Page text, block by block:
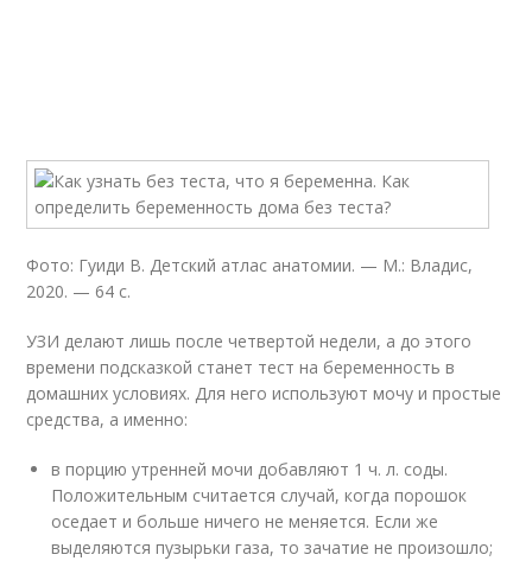
Фото: Гуиди В. Детский атлас анатомии. — М.: Владис,
2020. — 64 с.
УЗИ делают лишь после четвертой недели, а до этого
времени подсказкой станет тест на беременность в
домашних условиях. Для него используют мочу и простые
средства, а именно:
в порцию утренней мочи добавляют 1 ч. л. соды.
Положительным считается случай, когда порошок
оседает и больше ничего не меняется. Если же
выделяются пузырьки газа, то зачатие не произошло;